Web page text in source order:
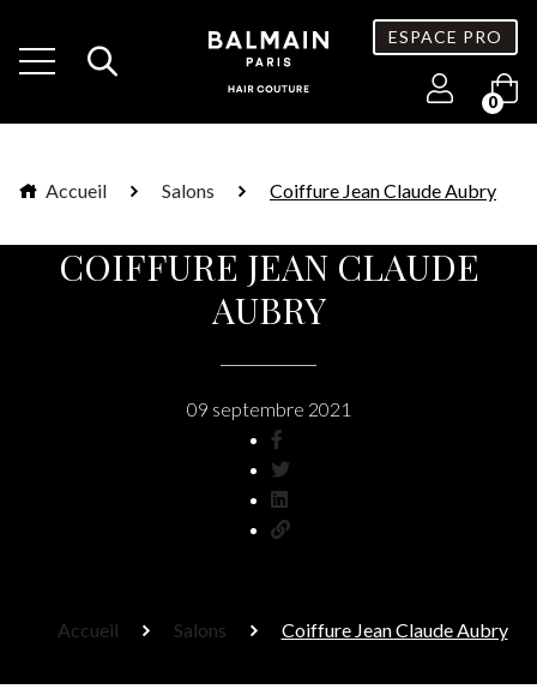
ESPACE PRO
0
Accueil Salons Coiffure Jean Claude Aubry
COIFFURE JEAN CLAUDE
AUBRY
09 septembre 2021
Accueil Salons Coiffure Jean Claude Aubry